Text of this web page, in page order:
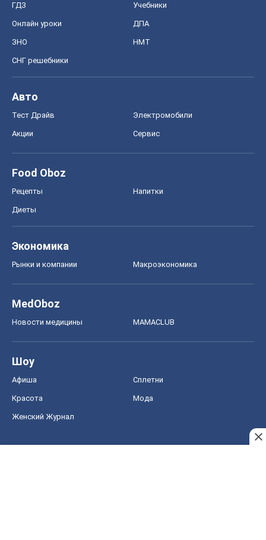
ГДЗ Учебники
Онлайн уроки ДПА
ЗНО НМТ
СНГ решебники
Авто
Тест Драйв Электромобили
Акции Сервис
Food Oboz
Рецепты Напитки
Диеты
Экономика
Рынки и компании Mакроэкономика
MedOboz
Новости медицины MAMACLUB
Шоу
Афиша Сплетни
Красота Мода
Женский Журнал